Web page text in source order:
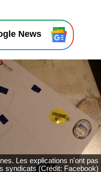
News
Les explications n'ont pas
syndicats (Crédit: Facebook)